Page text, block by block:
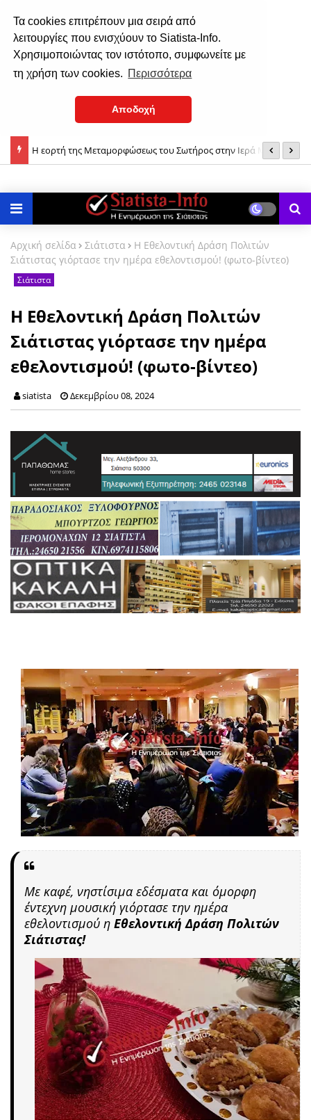
Τα cookies επιτρέπουν μια σειρά από
λειτουργίες που ενισχύουν το Siatista-Info.
Χρησιμοποιώντας τον ιστότοπο, συμφωνείτε με
τη χρήση των cookies. Περισσότερα
Αποδοχή
Δρυοβούνου (φωτο)
Μεταμόρφωση του Σωτήρος: Γιατί ευλογούνται τα σταφύλια;
Αρχική σελίδα Σιάτιστα
H Εθελοντική Δράση Πολιτών
Σιάτιστας γιόρτασε την ημέρα εθελοντισμού! (φωτο-βίντεο)
Σιάτιστα
H Εθελοντική Δράση Πολιτών
Σιάτιστας γιόρτασε την ημέρα
εθελοντισμού! (φωτο-βίντεο)
siatista Δεκεμβρίου 08, 2024
Με καφέ, νηστίσιμα εδέσματα και όμορφη
έντεχνη μουσική γιόρτασε την ημέρα
εθελοντισμού η Εθελοντική Δράση Πολιτών
Σιάτιστας!